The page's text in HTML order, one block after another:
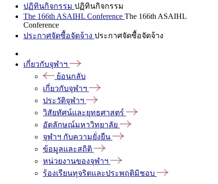
ปฏิทินกิจกรรม ปฏิทินกิจกรรม
The 166th ASAIHL Conference The 166th ASAIHL
Conference
ประกาศจัดซื้อจัดจ้าง ประกาศจัดซื้อจัดจ้าง
เกี่ยวกับจุฬาฯ
ย้อนกลับ
เกี่ยวกับจุฬาฯ
ประวัติจุฬาฯ
วิสัยทัศน์และยุทธศาสตร์
อัตลักษณ์มหาวิทยาลัย
จุฬาฯ กับความยั่งยืน
ข้อมูลและสถิติ
หน่วยงานของจุฬาฯ
ร้องเรียนทุจริตและประพฤติมิชอบ